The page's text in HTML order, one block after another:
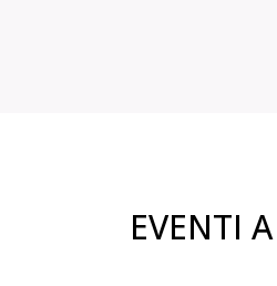
EVENTI